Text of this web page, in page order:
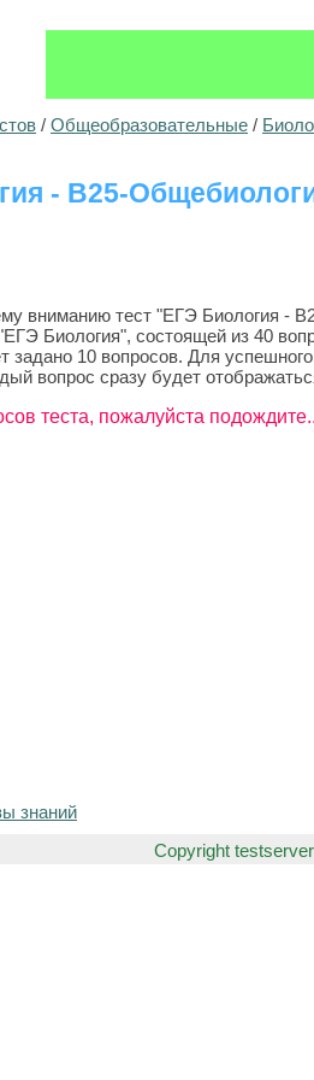
/ Общеобразовательные /
- B25-
вниманию тест "ЕГЭ Биология -
Биология", состоящей из 40
задано 10 вопросов. Для
вопрос сразу будет
теста, пожалуйста
знаний
Copyright